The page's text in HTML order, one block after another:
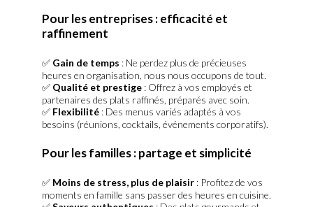
Pour les entreprises : efficacité et
raffinement
✅ Gain de temps : Ne perdez plus de précieuses
heures en organisation, nous nous occupons de tout.
✅ Qualité et prestige : Offrez à vos employés et
partenaires des plats raffinés, préparés avec soin.
✅ Flexibilité : Des menus variés adaptés à vos
besoins (réunions, cocktails, événements corporatifs).
Pour les familles : partage et simplicité
✅ Moins de stress, plus de plaisir : Profitez de vos
moments en famille sans passer des heures en cuisine.